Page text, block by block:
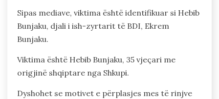
Sipas mediave, viktima është identifikuar si Hebib
Bunjaku, djali i ish-zyrtarit të BDI, Ekrem
Bunjaku.
Viktima është Hebib Bunjaku, 35 vjeçari me
origjinë shqiptare nga Shkupi.
Dyshohet se motivet e përplasjes mes të rinjve